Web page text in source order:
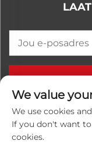
Kopiereg ©
We value
We use cookies
If you don't want
cookies.